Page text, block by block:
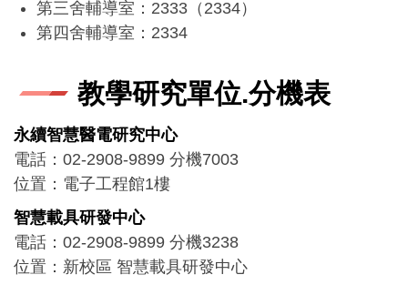
第三舍輔導室：2333（2334）
第四舍輔導室：2334
第六舍輔導室：2336
第七舍輔導室：2337（2318、2312）
第八舍輔導室：2337（2318、2312）
教學研究單位.分機表
永續智慧醫電研究中心
電話：02-2908-9899 分機7003
位置：電子工程館1樓
智慧載具研發中心
電話：02-2908-9899 分機3238
位置：新校區 智慧載具研發中心